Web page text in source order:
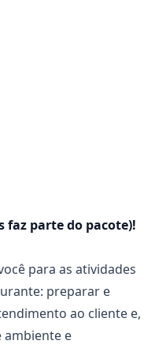
faz parte do pacote)!
para as atividades
preparar e
ao cliente e,
e